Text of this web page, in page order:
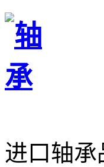
进口轴承